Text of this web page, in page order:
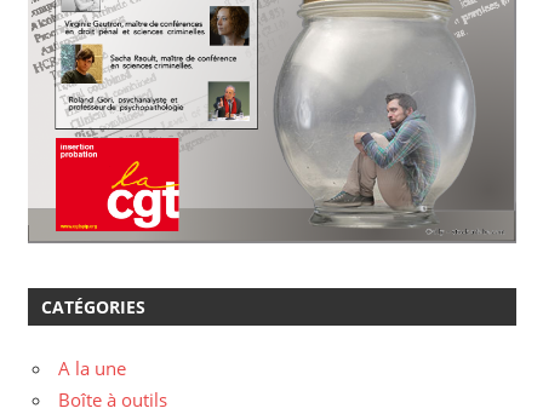
CATÉGORIES
A la une
Boîte à outils